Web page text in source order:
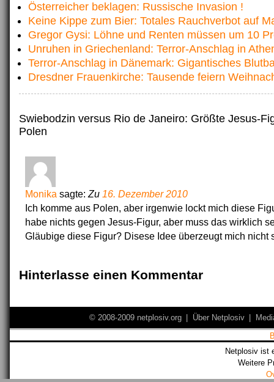
Österreicher beklagen: Russische Invasion !
Keine Kippe zum Bier: Totales Rauchverbot auf
Gregor Gysi: Löhne und Renten müssen um 10
Unruhen in Griechenland: Terror-Anschlag in
Terror-Anschlag in Dänemark: Gigantisches
Dresdner Frauenkirche: Tausende feiern
Swiebodzin versus Rio de Janeiro: Größte Jesus-
Polen
Monika sagte: Zu 16. Dezember 2010
Ich komme aus Polen, aber irgenwie lockt mich diese
habe nichts gegen Jesus-Figur, aber muss das wirklich
Gläubige diese Figur? Disese Idee überzeugt mich nicht
Hinterlasse einen Kommentar
© 2008-2009 netplosiv.org Über Netplosiv
Netplosiv ist
Weitere